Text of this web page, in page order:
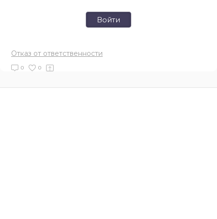
Войти
Отказ от ответственности
0 0